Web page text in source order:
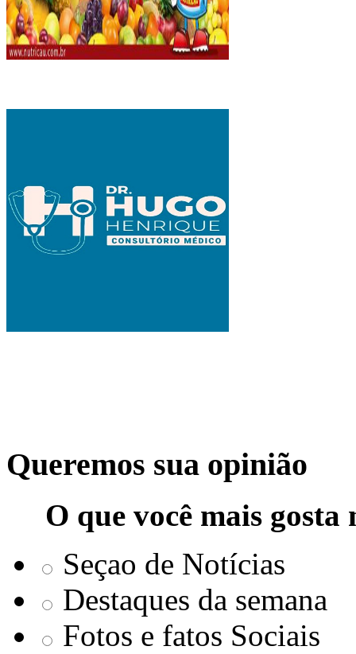
Queremos sua opinião
O que você mais
Seçao de Notícias
Destaques da semana
Fotos e fatos Sociais